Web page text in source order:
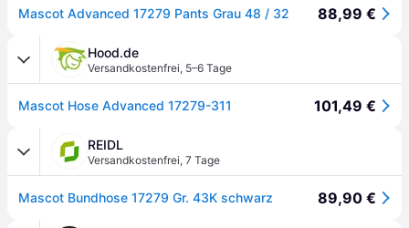
Mascot Advanced 17279 Pants Grau 48 / 32 88,99 €
Hood.de
Versandkostenfrei, 5–6 Tage
Mascot Hose Advanced 17279-311 101,49 €
REIDL
Versandkostenfrei, 7 Tage
Mascot Bundhose 17279 Gr. 43K schwarz 89,90 €